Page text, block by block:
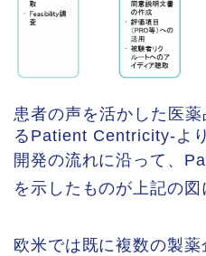
患者の声を活かした医
るPatient Centricity-よ
開発の流れに沿って、
を示したものが上記の図
欧米では既に複数の製